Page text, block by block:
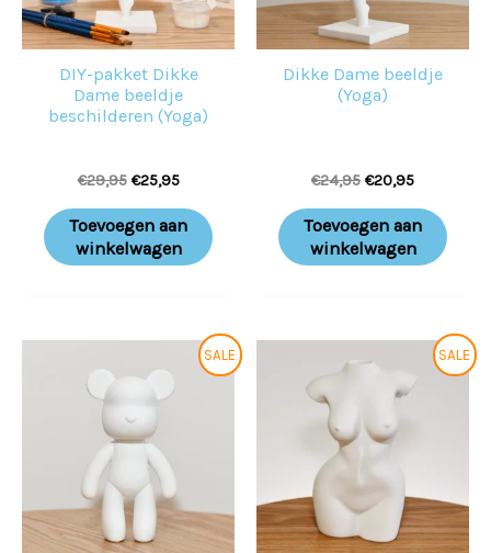
DIY-pakket Dikke
Dame beeldje
beschilderen (Yoga)
€29,95 €25,95
Toevoegen aan
winkelwagen
Dikke Dame beeldje
(Yoga)
€24,95 €20,95
Toevoegen aan
winkelwagen
SALE
Oorspronkelijke
prijs
Huidige
prijs
SALE
Oorspronkelijke
was:
Huidige
prijs